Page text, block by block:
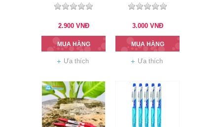
2.900 VNĐ
MUA HÀNG
Ưa thích
3.000 VNĐ
MUA HÀNG
Ưa thích